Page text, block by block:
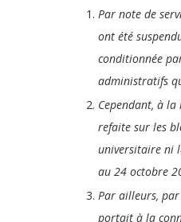
Par note de
ont été
conditionnée
administratifs
Cependant, à
refaite sur les
universitaire ni
au 24 octobre
Par ailleurs, par
portait à la